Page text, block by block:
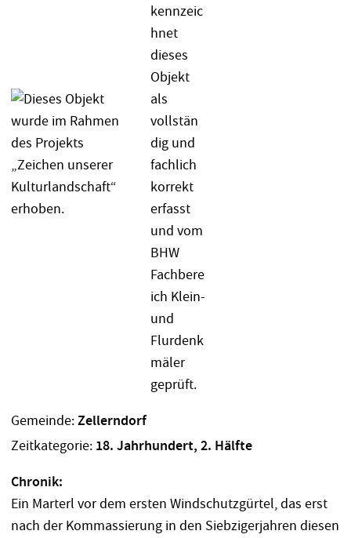
Gemeinde:Zellerndorf
Zeitkategorie: 18. Jahrhundert, 2. Hälfte
Chronik:
Ein Marterl vor dem ersten Windschutzgürtel, das erst
nach der Kommassierung in den Siebzigerjahren diesen